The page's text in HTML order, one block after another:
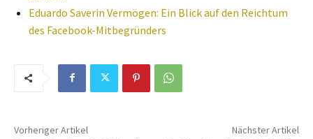
Eduardo Saverin Vermögen: Ein Blick auf den Reichtum
des Facebook-Mitbegründers
Vorheriger Artikel Nächster Artikel